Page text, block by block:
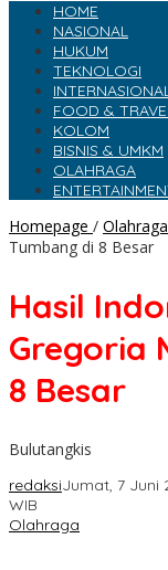
HOME
NASIONAL
HUKUM
TEKNOLOGI
FOOD &
KOLOM
BISNIS & UMKM
OLAHRAGA
Homepage / Olahraga
Tumbang di 8 Besar
Hasil
Gregoria
8 Besar
Bulutangkis
redaksiJumat, 7 Juni
WIB
Olahraga